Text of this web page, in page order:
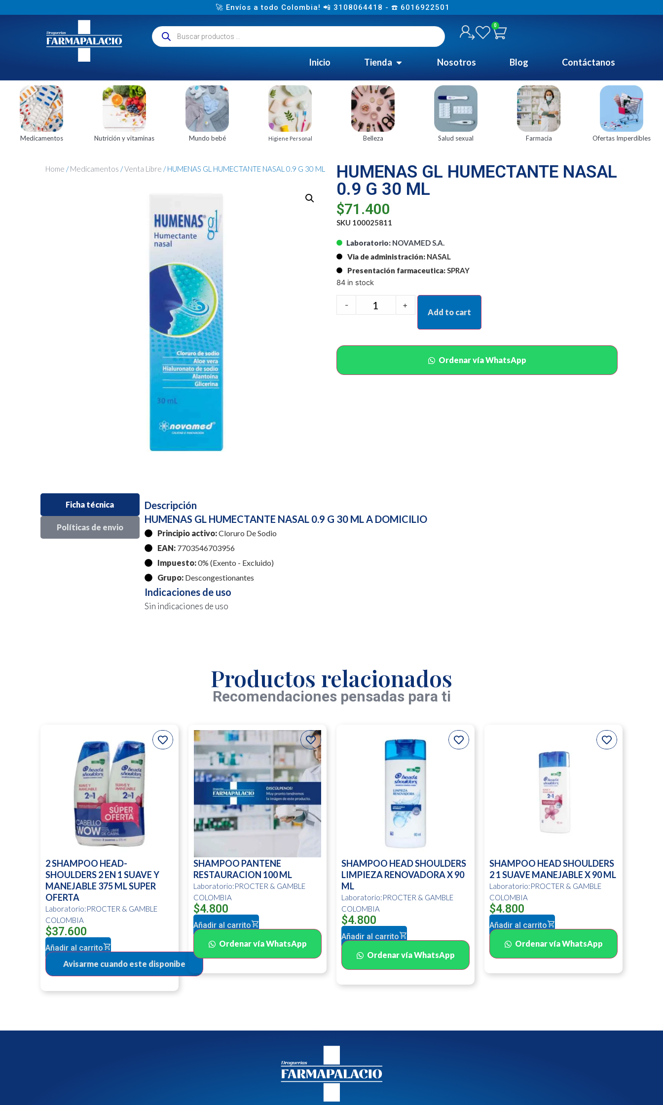
🚀 Envíos a todo Colombia! 📲 3108064418 - ☎️ 6016922501
0
Inicio Tienda Nosotros Blog Contáctanos
Medicamentos Nutrición y vitaminas Mundo bebé Higiene Personal Belleza Salud sexual Farmacia Ofertas Imperdibles
Home /Medicamentos /Venta Libre / HUMENAS GL HUMECTANTE NASAL 0.9 G 30 ML
HUMENAS GL HUMECTANTE NASAL
0.9 G 30 ML
$71.400
SKU 100025811
Laboratorio: NOVAMED S.A.
Via de administración: NASAL
Presentación farmaceutica:SPRAY
84 in stock
- +
Add to cart
Ordenar vía WhatsApp
Ficha técnica
Políticas de envio
Descripción
HUMENAS GL HUMECTANTE NASAL 0.9 G 30 ML A DOMICILIO
Principio activo:Cloruro De Sodio
EAN:7703546703956
Impuesto:0% (Exento - Excluido)
Grupo:Descongestionantes
Indicaciones de uso
Sin indicaciones de uso
Productos relacionados
Recomendaciones pensadas para ti
2 SHAMPOO HEAD-
SHOULDERS 2 EN 1 SUAVE Y
MANEJABLE 375 ML SUPER
OFERTA
Laboratorio:PROCTER & GAMBLE
COLOMBIA
$37.600
Añadir al carrito
SHAMPOO PANTENE
RESTAURACION 100 ML
Laboratorio:PROCTER & GAMBLE
COLOMBIA
$4.800
Añadir al carrito
Ordenar vía WhatsApp
SHAMPOO HEAD SHOULDERS
LIMPIEZA RENOVADORA X 90
ML
Laboratorio:PROCTER & GAMBLE
COLOMBIA
$4.800
Añadir al carrito
Ordenar vía WhatsApp
SHAMPOO HEAD SHOULDERS
2 1 SUAVE MANEJABLE X 90 ML
Laboratorio:PROCTER & GAMBLE
COLOMBIA
$4.800
Añadir al carrito
Ordenar vía WhatsApp